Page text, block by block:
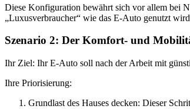
Diese Konfiguration bewährt sich vor allem bei
„Luxusverbraucher“ wie das E-Auto genutzt
Szenario 2: Der Komfort- und
Ihr Ziel: Ihr E-Auto soll nach der Arbeit mit
Ihre Priorisierung:
Grundlast des Hauses decken: Dieser